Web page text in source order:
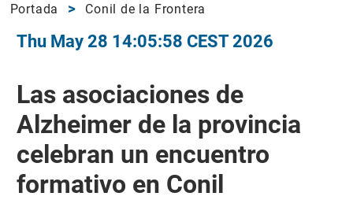
Portada Conil de la Frontera
Thu May 28 14:05:58 CEST 2026
Las asociaciones de
Alzheimer de la provincia
celebran un encuentro
formativo en Conil